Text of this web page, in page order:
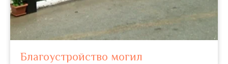
Благоустройство могил